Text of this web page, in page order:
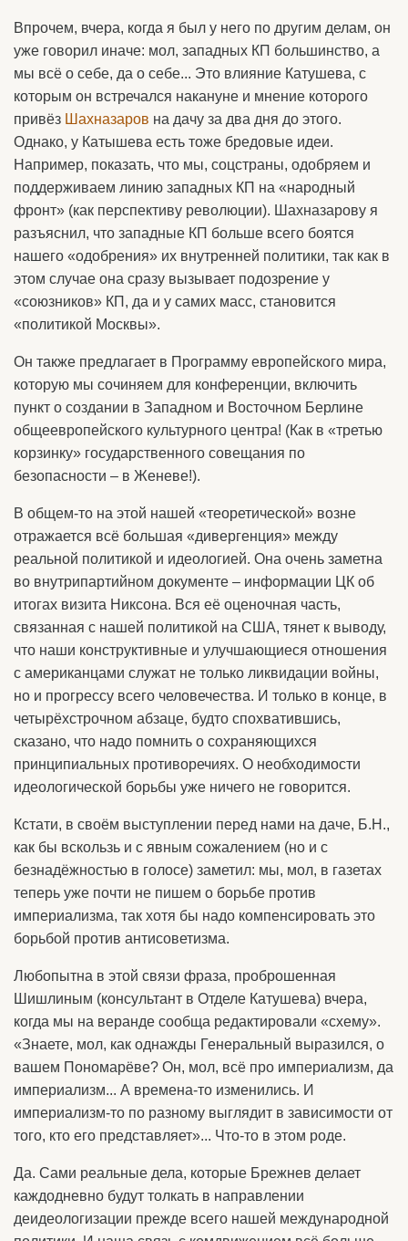
Впрочем, вчера, когда я был у него по другим делам, он
уже говорил иначе: мол, западных КП большинство, а
мы всё о себе, да о себе... Это влияние Катушева, с
которым он встречался накануне и мнение которого
привёз Шахназаров на дачу за два дня до этого.
Однако, у Катышева есть тоже бредовые идеи.
Например, показать, что мы, соцстраны, одобряем и
поддерживаем линию западных КП на «народный
фронт» (как перспективу революции). Шахназарову я
разъяснил, что западные КП больше всего боятся
нашего «одобрения» их внутренней политики, так как в
этом случае она сразу вызывает подозрение у
«союзников» КП, да и у самих масс, становится
«политикой Москвы».
Он также предлагает в Программу европейского мира,
которую мы сочиняем для конференции, включить
пункт о создании в Западном и Восточном Берлине
общеевропейского культурного центра! (Как в «третью
корзинку» государственного совещания по
безопасности – в Женеве!).
В общем-то на этой нашей «теоретической» возне
отражается всё большая «дивергенция» между
реальной политикой и идеологией. Она очень заметна
во внутрипартийном документе – информации ЦК об
итогах визита Никсона. Вся её оценочная часть,
связанная с нашей политикой на США, тянет к выводу,
что наши конструктивные и улучшающиеся отношения
с американцами служат не только ликвидации войны,
но и прогрессу всего человечества. И только в конце, в
четырёхстрочном абзаце, будто спохватившись,
сказано, что надо помнить о сохраняющихся
принципиальных противоречиях. О необходимости
идеологической борьбы уже ничего не говорится.
Кстати, в своём выступлении перед нами на даче, Б.Н.,
как бы вскользь и с явным сожалением (но и с
безнадёжностью в голосе) заметил: мы, мол, в газетах
теперь уже почти не пишем о борьбе против
империализма, так хотя бы надо компенсировать это
борьбой против антисоветизма.
Любопытна в этой связи фраза, проброшенная
Шишлиным (консультант в Отделе Катушева) вчера,
когда мы на веранде сообща редактировали «схему».
«Знаете, мол, как однажды Генеральный выразился, о
вашем Пономарёве? Он, мол, всё про империализм, да
империализм... А времена-то изменились. И
империализм-то по разному выглядит в зависимости от
того, кто его представляет»... Что-то в этом роде.
Да. Сами реальные дела, которые Брежнев делает
каждодневно будут толкать в направлении
деидеологизации прежде всего нашей международной